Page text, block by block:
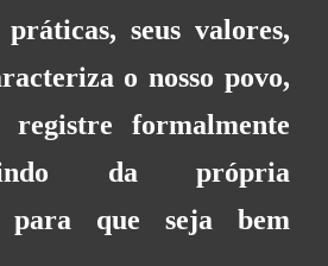
seus valores,
o nosso povo,
formalmente
da própria
para que seja bem